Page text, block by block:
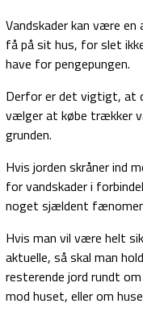
Vandskader kan være
få på sit hus, for slet
have for pengepungen.
Derfor er det vigtigt, at
vælger at købe trækker
grunden.
Hvis jorden skråner ind
for vandskader i
noget sjældent
Hvis man vil være helt
aktuelle, så skal man
resterende jord rundt
mod huset, eller om